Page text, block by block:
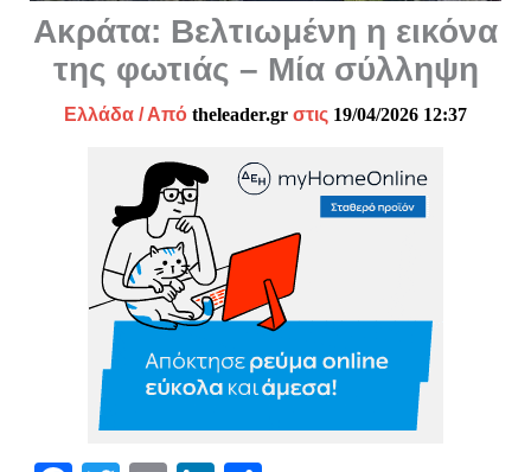
Ακράτα: Βελτιωμένη η εικόνα
της φωτιάς – Μία σύλληψη
Ελλάδα / Από theleader.gr στις 19/04/2026 12:37